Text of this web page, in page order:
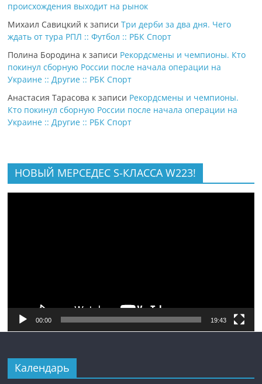
происхождения выходит на рынок
Михаил Савицкий к записиТри дерби за два дня. Чего
ждать от тура РПЛ :: Футбол :: РБК Спорт
Полина Бородина к записи Рекордсмены и чемпионы. Кто
покинул сборную России после начала операции на
Украине :: Другие :: РБК Спорт
Анастасия Тарасова к записи Рекордсмены и чемпионы.
Кто покинул сборную России после начала операции на
Украине :: Другие :: РБК Спорт
НОВЫЙ МЕРСЕДЕС S-КЛАССА W223!
00:00 19:43
Календарь